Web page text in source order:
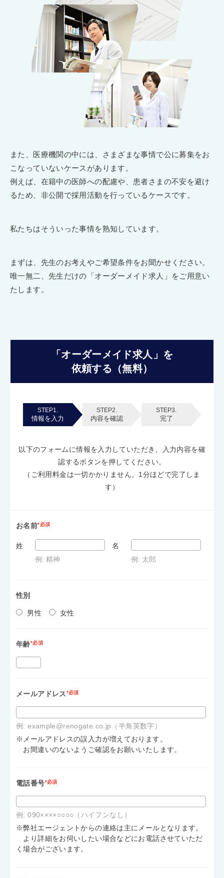
また、医療機関の中には、さまざまな事情で公に募集をお
こなっていないケースがあります。
例えば、在籍中の医師への配慮や、患者さまの不安を避け
るため、非公開で採用活動を行っているケースです。
私たちはそういった事情を熟知しています。
まずは、先生のお考えやご希望条件をお聞かせください。
唯一無二、先生だけの「オーダーメイド求人」をご用意い
たします。
「オーダーメイド求人」を
依頼する（無料）
STEP1.
情報を入力
STEP2.
内容を確認
STEP3.
完了
以下のフォームに情報を入力していただき、入力内容を確
認するボタンを押してください。
（ご利用料金は一切かかりません。1分ほどで完了しま
す）
お名前*必須
姓
例: 精神
名
例: 太郎
性別
男性 女性
年齢*必須
メールアドレス*必須
例: example@renogate.co.jp（半角英数字）
※メールアドレスの誤入力が増えております。
お間違いのないようご確認をお願いいたします。
電話番号*必須
例: 090××××○○○○（ハイフンなし）
※弊社エージェントからの連絡は主にメールとなります。
より詳細をお伺いしたい場合などにお電話させていただ
く場合がございます。